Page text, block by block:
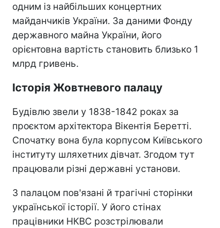
одним із найбільших концертних
майданчиків України. За даними Фонду
державного майна України, його
орієнтовна вартість становить близько 1
млрд гривень.
Історія Жовтневого палацу
Будівлю звели у 1838-1842 роках за
проєктом архітектора Вікентія Беретті.
Спочатку вона була корпусом Київського
інституту шляхетних дівчат. Згодом тут
працювали різні державні установи.
З палацом пов'язані й трагічні сторінки
української історії. У його стінах
працівники НКВС розстрілювали